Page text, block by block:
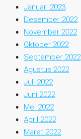
Januari 2023
Desember 2022
November 2022
Oktober 2022
September 2022
Agustus 2022
Juli 2022
Juni 2022
Mei 2022
April 2022
Maret 2022